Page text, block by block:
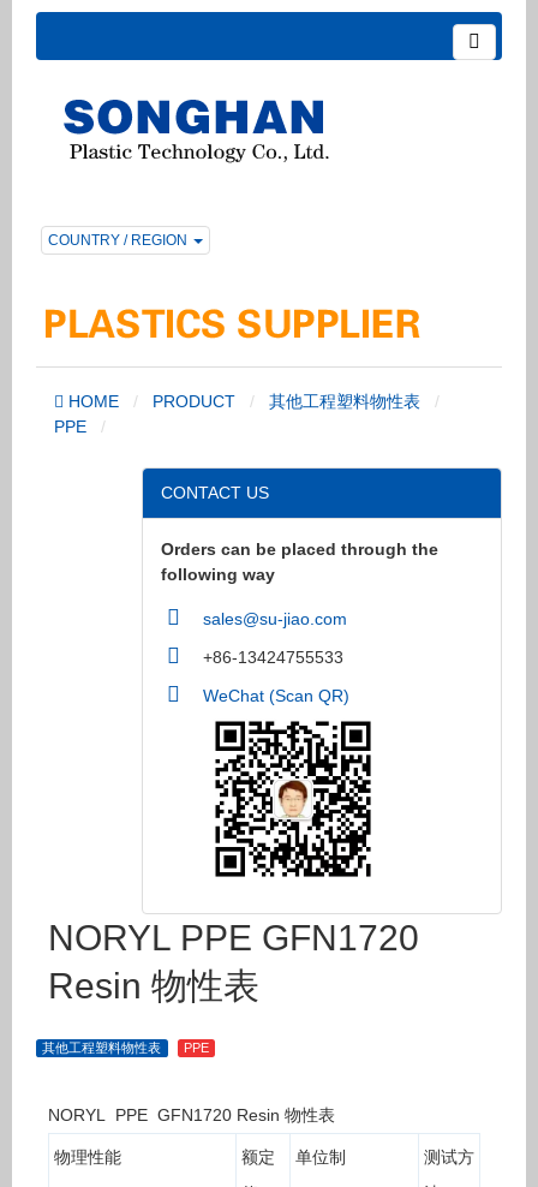
COUNTRY / REGION
HOME PRODUCT
其他工程塑料物性表
PPE
CONTACT US
Orders can be placed through the
following way
sales@su-jiao.com
+86-13424755533
WeChat (Scan QR)
NORYL PPE GFN1720
Resin 物性表
其他工程塑料物性表 PPE
NORYL PPE GFN1720 Resin 物性表
物理性能
额定
单位制
测试方